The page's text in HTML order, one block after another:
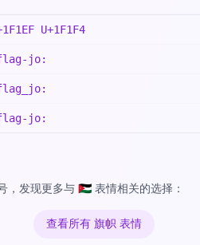
U+1F1F4
jo:
jo:
，发现更多与 🇯🇴 表情相关的选择：
查看所有 旗帜 表情